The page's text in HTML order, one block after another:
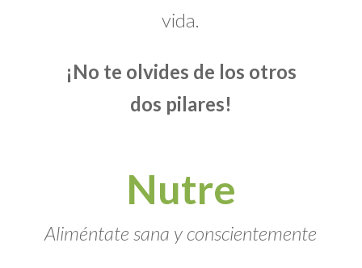
vida.
¡No te olvides de los otros
dos pilares!
Nutre
Aliméntate sana y conscientemente